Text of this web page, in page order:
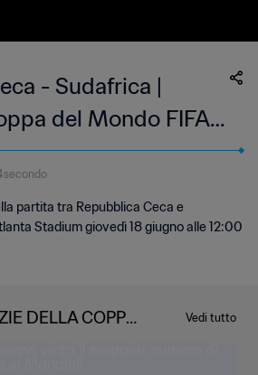
- Sudafrica |
del Mondo FIFA
partita tra Repubblica Ceca e
Stadium giovedì 18 giugno alle 12:00
DELLA COPPA
2026
Vedi tutto